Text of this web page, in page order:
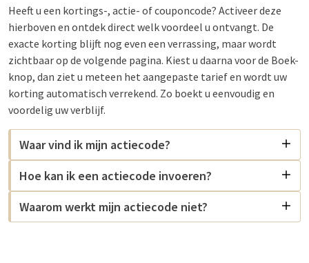
Heeft u een kortings-, actie- of couponcode? Activeer deze
hierboven en ontdek direct welk voordeel u ontvangt. De
exacte korting blijft nog even een verrassing, maar wordt
zichtbaar op de volgende pagina. Kiest u daarna voor de Boek-
knop, dan ziet u meteen het aangepaste tarief en wordt uw
korting automatisch verrekend. Zo boekt u eenvoudig en
voordelig uw verblijf.
Waar vind ik mijn actiecode?
Hoe kan ik een actiecode invoeren?
Waarom werkt mijn actiecode niet?